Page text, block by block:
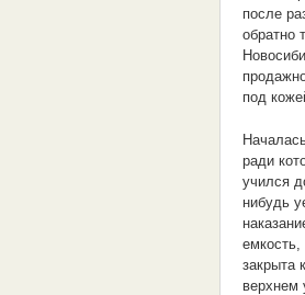
после
обратно
под
ради
учился
нибудь
закрыта
верхнем